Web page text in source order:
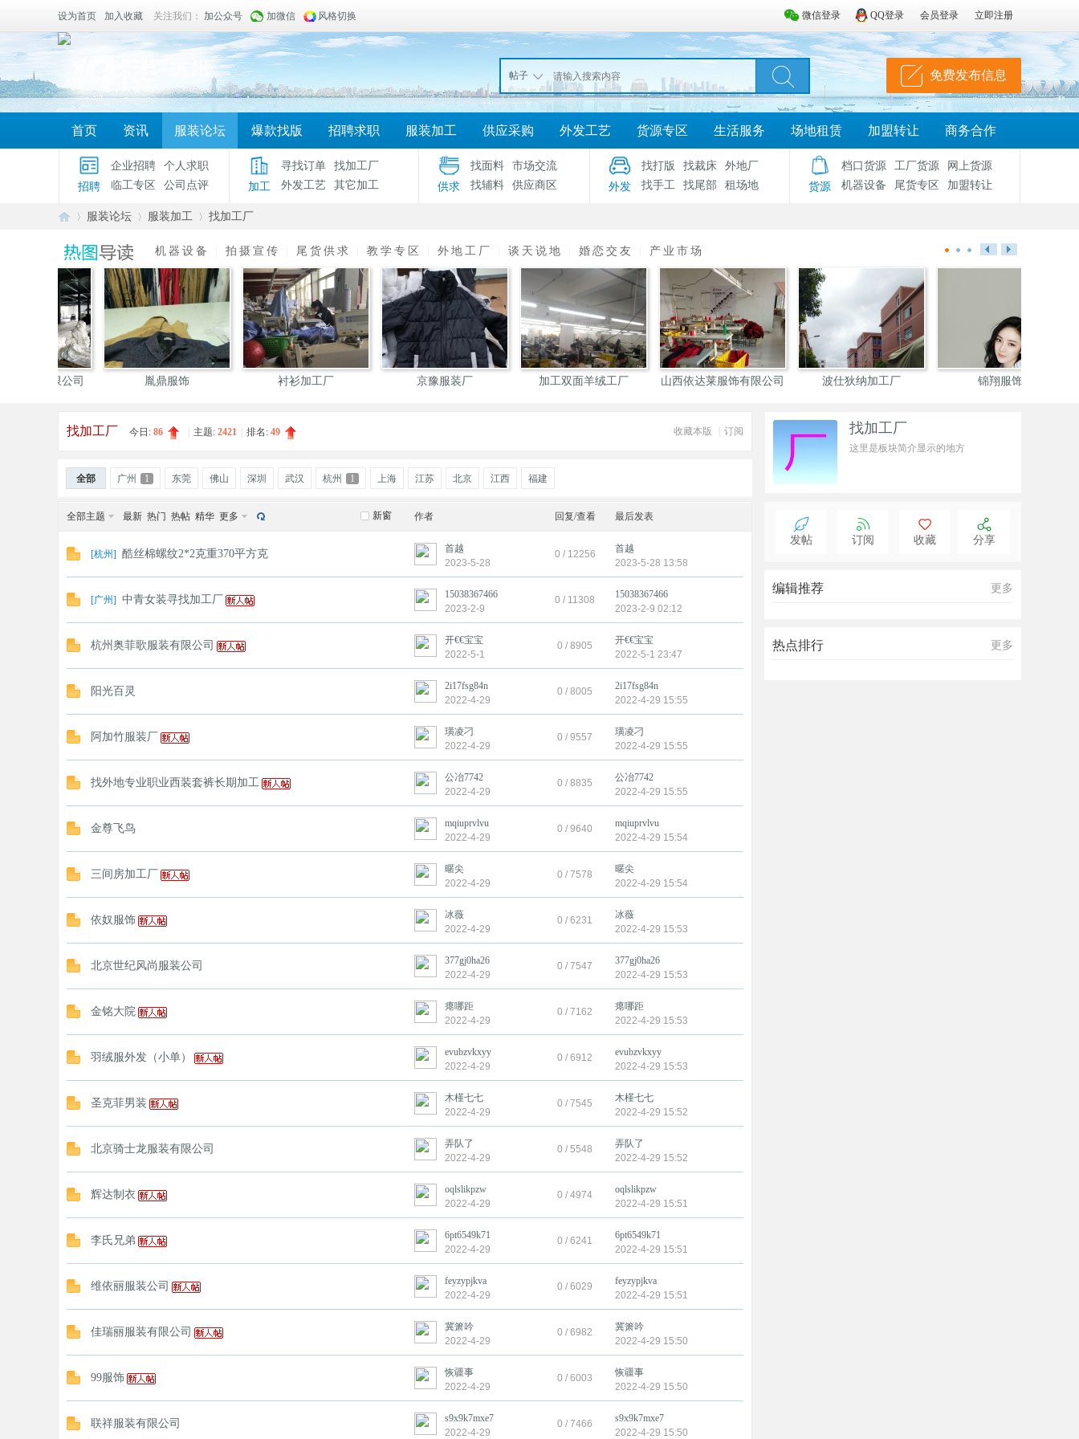
微信登录 QQ登录 会员登录 立即注册
设为首页 加入收藏 关注我们： 加公众号 加微信 风格切换
帖子 免费发布信息
首页 资讯 服装论坛 爆款找版 招聘求职 服装加工 供应采购 外发工艺 货源专区 生活服务 场地租赁 加盟转让 商务合作
招聘
企业招聘
个人求职
临工专区
公司点评 加工
寻找订单
找加工厂
外发工艺
其它加工 供求
找面料
市场交流
找辅料
供应商区 外发
找打版 找裁床
外地厂
找手工
找尾部 租场地 货源
档口货源 工厂货源
网上货源
机器设备
尾货专区 加盟转让
服
圈
»
服装论坛
›
服装加工
›
找加工厂
机器设备 拍摄宣传 尾货供求 教学专区 外地工厂 谈天说地 婚恋交友 产业市场
四季服装回收、布料回
三针五线冚车包缝机双针
山东天略服饰有限公司 胤鼎服饰 衬衫加工厂 京豫服装厂 加工双面羊绒工厂
收藏本版 订阅
找加工厂 今日: 86 主题: 2421 排名: 49
全部 广州 1 东莞 佛山 深圳 武汉 杭州 1 上海 江苏 北京 江西 福建
新窗
全部主题 最新 热门 热帖 精华 更多 作者 回复/查看 最后发表
[杭州] 酷丝棉螺纹2*2克重370平方克
首越
2023-5-28
0 / 12256
首越
2023-5-28 13:58
[广州] 中青女装寻找加工厂
15038367466
2023-2-9
0 / 11308
15038367466
2023-2-9 02:12
杭州奥菲歌服装有限公司
开€€宝宝
2022-5-1
0 / 8905
开€€宝宝
2022-5-1 23:47
阳光百灵
2i17fsg84n
2022-4-29
0 / 8005
2i17fsg84n
2022-4-29 15:55
阿加竹服装厂
璜凌刁
2022-4-29
0 / 9557
璜凌刁
2022-4-29 15:55
找外地专业职业西装套裤长期加工
公冶7742
2022-4-29
0 / 8835
公冶7742
2022-4-29 15:55
金尊飞鸟
mqiuprvlvu
2022-4-29
0 / 9640
mqiuprvlvu
2022-4-29 15:54
三间房加工厂
暱尖
2022-4-29
0 / 7578
暱尖
2022-4-29 15:54
依奴服饰
冰薇
2022-4-29
0 / 6231
冰薇
2022-4-29 15:53
北京世纪风尚服装公司
377gj0ha26
2022-4-29
0 / 7547
377gj0ha26
2022-4-29 15:53
金铭大院
瘪哪距
2022-4-29
0 / 7162
瘪哪距
2022-4-29 15:53
羽绒服外发（小单）
evubzvkxyy
2022-4-29
0 / 6912
evubzvkxyy
2022-4-29 15:53
圣克菲男装
木槿七七
2022-4-29
0 / 7545
木槿七七
2022-4-29 15:52
北京骑士龙服装有限公司
弄队了
2022-4-29
0 / 5548
弄队了
2022-4-29 15:52
辉达制衣
oqlslikpzw
2022-4-29
0 / 4974
oqlslikpzw
2022-4-29 15:51
李氏兄弟
6pt6549k71
2022-4-29
0 / 6241
6pt6549k71
2022-4-29 15:51
维依丽服装公司
feyzypjkva
2022-4-29
0 / 6029
feyzypjkva
2022-4-29 15:51
佳瑞丽服装有限公司
冀箫吟
2022-4-29
0 / 6982
冀箫吟
2022-4-29 15:50
99服饰
恢疆事
2022-4-29
0 / 6003
恢疆事
2022-4-29 15:50
联祥服装有限公司
s9x9k7mxe7
2022-4-29
0 / 7466
s9x9k7mxe7
2022-4-29 15:50
找加工厂
这里是板块简介显示的地方
发帖 订阅 收藏 分享
编辑推荐 更多
热点排行 更多